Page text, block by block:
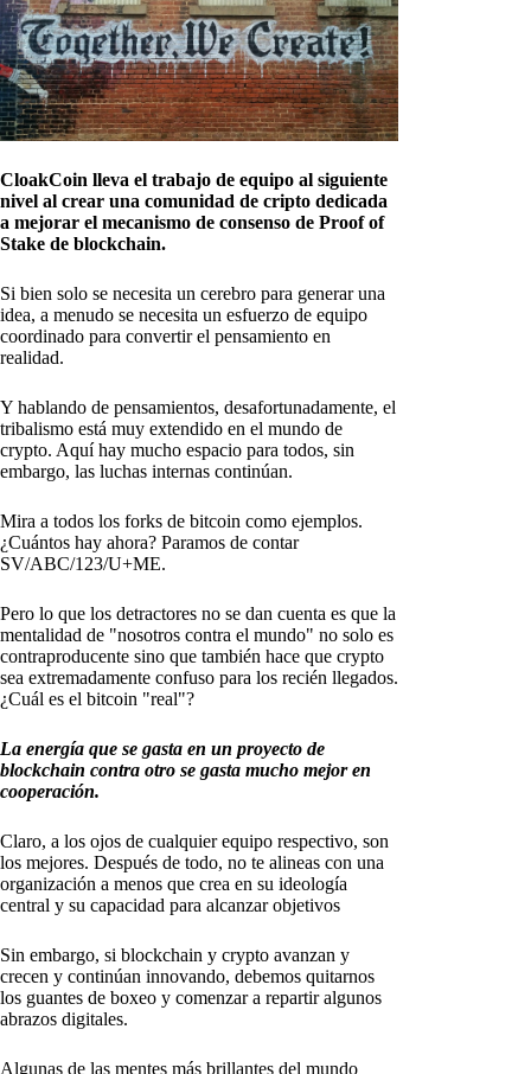
CloakCoin lleva el trabajo de equipo al siguiente
nivel al crear una comunidad de cripto dedicada
a mejorar el mecanismo de consenso de Proof of
Stake de blockchain.
Si bien solo se necesita un cerebro para generar una
idea, a menudo se necesita un esfuerzo de equipo
coordinado para convertir el pensamiento en
realidad.
Y hablando de pensamientos, desafortunadamente, el
tribalismo está muy extendido en el mundo de
crypto. Aquí hay mucho espacio para todos, sin
embargo, las luchas internas continúan.
Mira a todos los forks de bitcoin como ejemplos.
¿Cuántos hay ahora? Paramos de contar
SV/ABC/123/U+ME.
Pero lo que los detractores no se dan cuenta es que la
mentalidad de "nosotros contra el mundo" no solo es
contraproducente sino que también hace que crypto
sea extremadamente confuso para los recién llegados.
¿Cuál es el bitcoin "real"?
La energía que se gasta en un proyecto de
blockchain contra otro se gasta mucho mejor en
cooperación.
Claro, a los ojos de cualquier equipo respectivo, son
los mejores. Después de todo, no te alineas con una
organización a menos que crea en su ideología
central y su capacidad para alcanzar objetivos
Sin embargo, si blockchain y crypto avanzan y
crecen y continúan innovando, debemos quitarnos
los guantes de boxeo y comenzar a repartir algunos
abrazos digitales.
Algunas de las mentes más brillantes del mundo